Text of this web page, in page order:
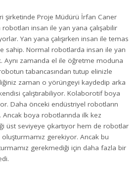
şirketinde Proje Müdürü İrfan Caner
insan ile yan yana çalışabilir
Yan yana çalışırken insan ile temas
sahip. Normal robotlarda insan ile yan
Aynı zamanda el ile öğretme moduna
tabancasından tutup elinizle
zaman o yörüngeyi kaydedip arka
çalıştırabiliyor. Kolaborotif boya
Daha önceki endüstriyel robotların
Ancak boya robotlarında ilk kez
üst seviyeye çıkartıyor hem de robotlar
oluşturmamız gerekiyor. Ancak bu
gerekmediği için daha fazla bir